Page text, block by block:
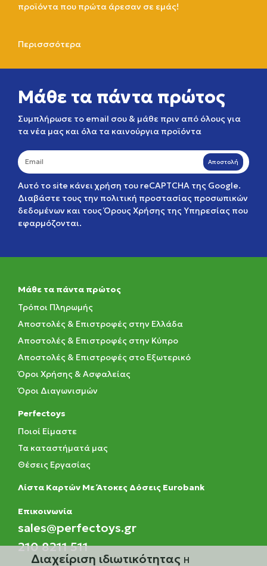
προϊόντα που πρώτα άρεσαν σε εμάς!
Περισσσότερα
Μάθε τα πάντα πρώτος
Συμπλήρωσε το email σου & μάθε πριν από όλους για
τα νέα μας και όλα τα καινούργια προϊόντα
Αποστολή
Αυτό το site κάνει χρήση του reCAPTCHA της Google.
Διαβάστε τους την πολιτική προστασίας προσωπικών
δεδομένων και τουςΌρους Χρήσης της Υπηρεσίας που
εφαρμόζονται.
Μάθε τα πάντα πρώτος
Τρόποι Πληρωμής
Αποστολές & Επιστροφές στην Ελλάδα
Αποστολές & Επιστροφές στην Κύπρο
Αποστολές & Επιστροφές στο Εξωτερικό
Όροι Χρήσης & Ασφαλείας
Όροι Διαγωνισμών
Perfectoys
Ποιοί Είμαστε
Τα καταστήματά μας
Θέσεις Εργασίας
Λίστα Καρτών Με Άτοκες Δόσεις Eurobank
Eπικοινωνία
sales@perfectoys.gr
210 8211 511
Διαχείριση ιδιωτικότητας Η